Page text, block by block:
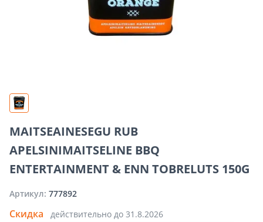
MAITSEAINESEGU RUB
APELSINIMAITSELINE BBQ
ENTERTAINMENT & ENN TOBRELUTS 150G
Артикул: 777892
Скидка действительно до 31.8.2026